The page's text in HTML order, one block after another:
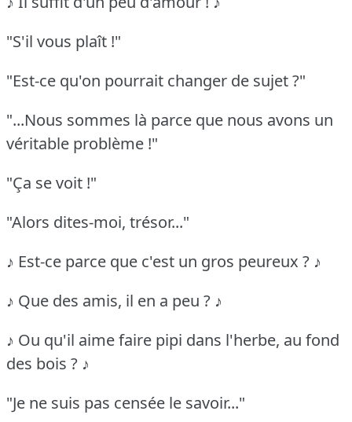
"S'il vous plaît !"
"Est-ce qu'on pourrait changer de sujet ?"
"...Nous sommes là parce que nous avons un
véritable problème !"
"Ça se voit !"
"Alors dites-moi, trésor..."
♪ Est-ce parce que c'est un gros peureux ? ♪
♪ Que des amis, il en a peu ? ♪
♪ Ou qu'il aime faire pipi dans l'herbe, au fond
des bois ? ♪
"Je ne suis pas censée le savoir..."